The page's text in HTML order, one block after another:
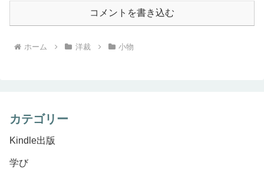
コメントを書き込む
ホーム 洋裁 小物
カテゴリー
Kindle出版
学び